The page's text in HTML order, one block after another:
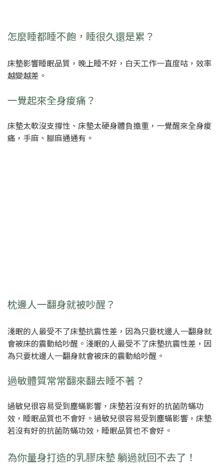
怎麼睡都睡不飽，睡很久還是累？
床墊影響睡眠品質，晚上睡不好，白天工作一直度咕，效率
越變越差。
一覺起來全身痠痛？
床墊太軟沒支撐性、床墊太硬身體負擔重，一覺醒來全身痠
痛，手麻、腳麻通通有。
枕邊人一翻身就被吵醒？
淺眠的人最受不了床墊抗震性差，因為只要枕邊人一翻身就
會被床的震動給吵醒。淺眠的人最受不了床墊抗震性差，因
為只要枕邊人一翻身就會被床的震動給吵醒。
過敏體質常常翻來翻去睡不著？
過敏兒很容易受到塵蟎影響，床墊若沒有好的抗菌防蟎功
效，睡眠品質也不會好。過敏兒很容易受到塵蟎影響，床墊
若沒有好的抗菌防蟎功效，睡眠品質也不會好。
為你量身打造的乳膠床墊 躺過就回不去了！